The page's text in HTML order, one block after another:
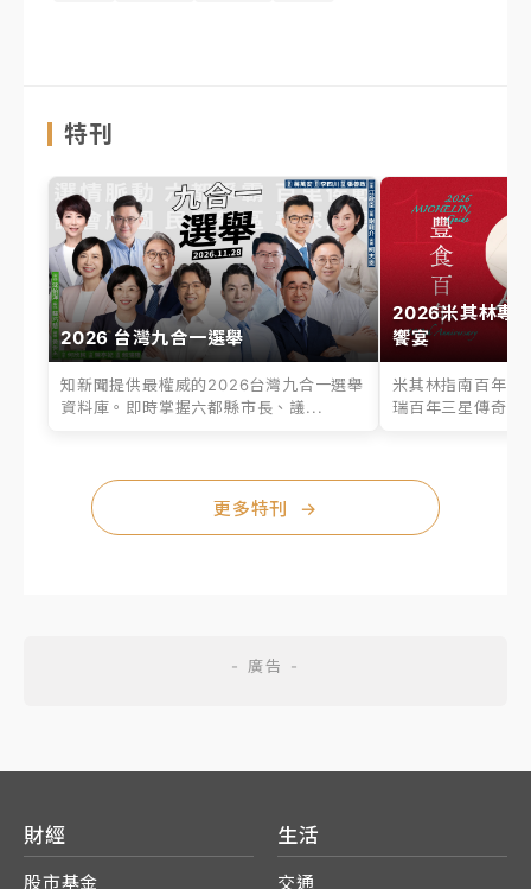
特刊
2026 台灣九合一選舉
知新聞提供最權威的2026台灣九合一選舉
資料庫。即時掌握六都縣市長、議...
2026米其林專
饗宴
米其林指南百年之
瑞百年三星傳奇、
更多特刊 →
財經
股市基金
生活
交通